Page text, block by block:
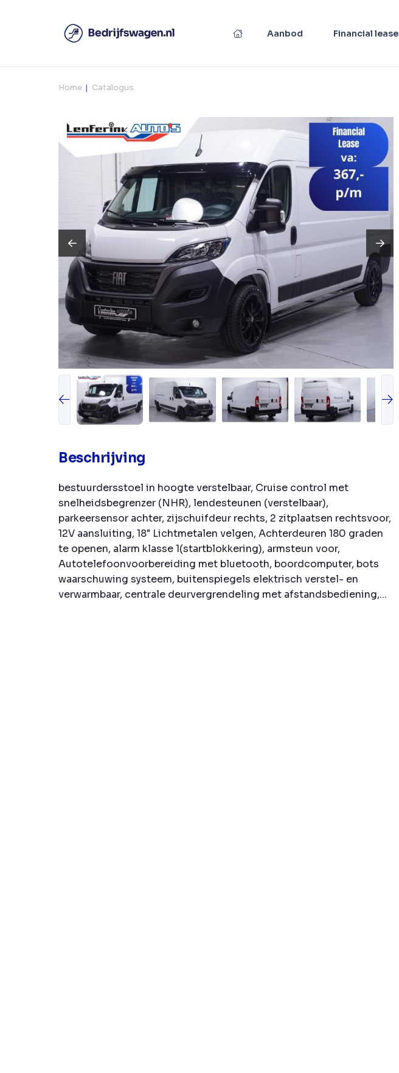
Aanbod Financial lease
Home Catalogus
Beschrijving
bestuurdersstoel in hoogte verstelbaar, Cruise control met
snelheidsbegrenzer (NHR), lendesteunen (verstelbaar),
parkeersensor achter, zijschuifdeur rechts, 2 zitplaatsen rechtsvoor,
12V aansluiting, 18" Lichtmetalen velgen, Achterdeuren 180 graden
te openen, alarm klasse 1(startblokkering), armsteun voor,
Autotelefoonvoorbereiding met bluetooth, boordcomputer, bots
waarschuwing systeem, buitenspiegels elektrisch verstel- en
verwarmbaar, centrale deurvergrendeling met afstandsbediening,...